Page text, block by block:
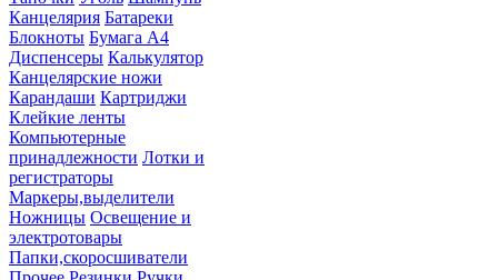
Канцелярия Батареки
Блокноты Бумага А4
Диспенсеры Калькулятор
Канцелярские ножи
Карандаши Картриджи
Клейкие ленты
Компьютерные
принадлежности Лотки и
регистраторы
Маркеры,выделители
Ножницы Освещение и
электротовары
Папки,скоросшиватели